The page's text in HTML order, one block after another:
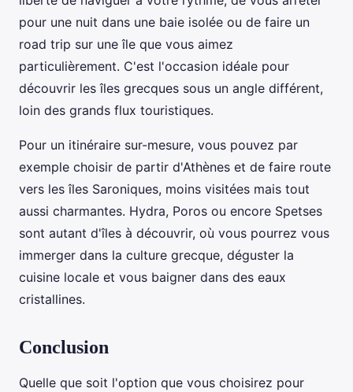
pour une nuit dans une baie isolée ou de faire un
road trip sur une île que vous aimez
particulièrement. C'est l'occasion idéale pour
découvrir les îles grecques sous un angle différent,
loin des grands flux touristiques.
Pour un itinéraire sur-mesure, vous pouvez par
exemple choisir de partir d'Athènes et de faire route
vers les îles Saroniques, moins visitées mais tout
aussi charmantes. Hydra, Poros ou encore Spetses
sont autant d'îles à découvrir, où vous pourrez vous
immerger dans la culture grecque, déguster la
cuisine locale et vous baigner dans des eaux
cristallines.
Conclusion
Quelle que soit l'option que vous choisirez pour